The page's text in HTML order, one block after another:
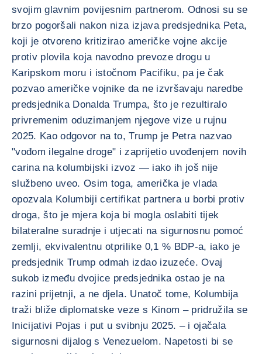
svojim glavnim povijesnim partnerom. Odnosi su se
brzo pogoršali nakon niza izjava predsjednika Peta,
koji je otvoreno kritizirao američke vojne akcije
protiv plovila koja navodno prevoze drogu u
Karipskom moru i istočnom Pacifiku, pa je čak
pozvao američke vojnike da ne izvršavaju naredbe
predsjednika Donalda Trumpa, što je rezultiralo
privremenim oduzimanjem njegove vize u rujnu
2025. Kao odgovor na to, Trump je Petra nazvao
"vođom ilegalne droge" i zaprijetio uvođenjem novih
carina na kolumbijski izvoz — iako ih još nije
službeno uveo. Osim toga, američka je vlada
opozvala Kolumbiji certifikat partnera u borbi protiv
droga, što je mjera koja bi mogla oslabiti tijek
bilateralne suradnje i utjecati na sigurnosnu pomoć
zemlji, ekvivalentnu otprilike 0,1 % BDP-a, iako je
predsjednik Trump odmah izdao izuzeće. Ovaj
sukob između dvojice predsjednika ostao je na
razini prijetnji, a ne djela. Unatoč tome, Kolumbija
traži bliže diplomatske veze s Kinom – pridružila se
Inicijativi Pojas i put u svibnju 2025. – i ojačala
sigurnosni dijalog s Venezuelom. Napetosti bi se